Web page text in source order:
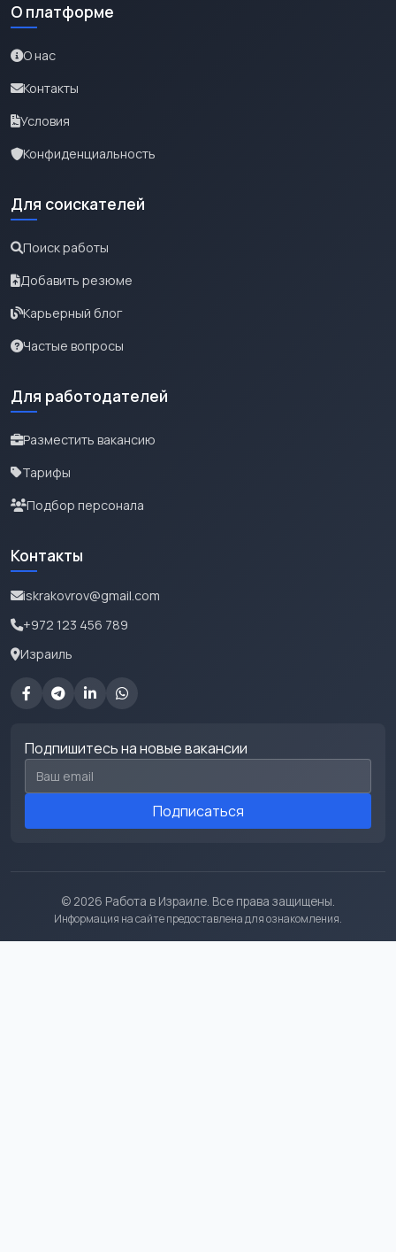
О платформе
О нас
Контакты
Условия
Конфиденциальность
Для соискателей
Поиск работы
Добавить резюме
Карьерный блог
Частые вопросы
Для работодателей
Разместить вакансию
Тарифы
Подбор персонала
Контакты
iskrakovrov@gmail.com
+972 123 456 789
Израиль
Подпишитесь на новые вакансии
Email для подписки
Подписаться
© 2026 Работа в Израиле. Все права защищены.
Информация на сайте предоставлена для ознакомления.